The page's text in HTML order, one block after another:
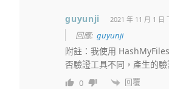
guyunji 2021 年 11 月 1 日
回應:guyunji
附註：我使用
否驗證工具不同，產生的驗
0 回覆